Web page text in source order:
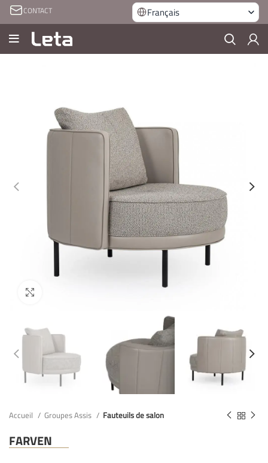
CONTACT Français
Accueil Groupes Assis Fauteuils de salon
FARVEN